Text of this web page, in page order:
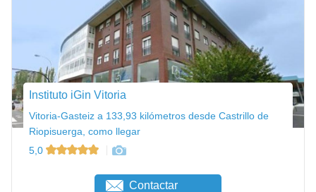
Instituto iGin Vitoria
Vitoria-Gasteiz a 133,93 kilómetros desde Castrillo de
Riopisuerga, como llegar
5,0
Contactar